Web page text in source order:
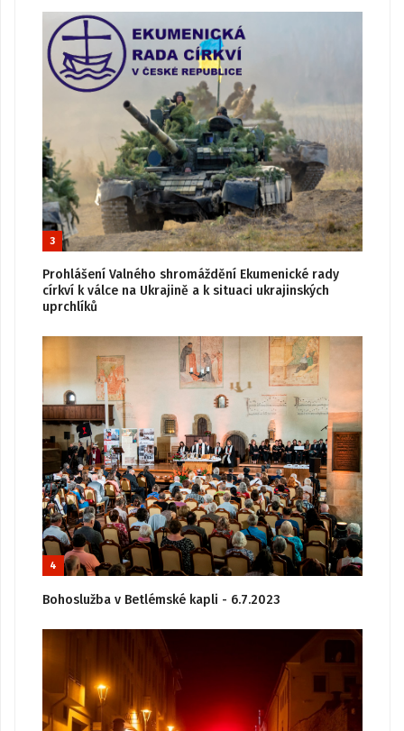
3
Prohlášení Valného shromáždění Ekumenické rady
církví k válce na Ukrajině a k situaci ukrajinských
uprchlíků
4
Bohoslužba v Betlémské kapli - 6.7.2023